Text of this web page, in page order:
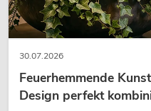
30.07.2026
Feuerhemmende
Design perfekt